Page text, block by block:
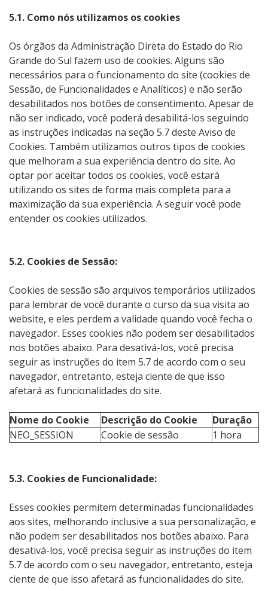
5.1. Como nós utilizamos os cookies
Os órgãos da Administração Direta do Estado do Rio
Grande do Sul fazem uso de cookies. Alguns são
necessários para o funcionamento do site (cookies de
Sessão, de Funcionalidades e Analíticos) e não serão
desabilitados nos botões de consentimento. Apesar de
não ser indicado, você poderá desabilitá-los seguindo
as instruções indicadas na seção 5.7 deste Aviso de
Cookies. Também utilizamos outros tipos de cookies
que melhoram a sua experiência dentro do site. Ao
optar por aceitar todos os cookies, você estará
utilizando os sites de forma mais completa para a
maximização da sua experiência. A seguir você pode
entender os cookies utilizados.
5.2. Cookies de Sessão:
Cookies de sessão são arquivos temporários utilizados
para lembrar de você durante o curso da sua visita ao
website, e eles perdem a validade quando você fecha o
navegador. Esses cookies não podem ser desabilitados
nos botões abaixo. Para desativá-los, você precisa
seguir as instruções do item 5.7 de acordo com o seu
navegador, entretanto, esteja ciente de que isso
afetará as funcionalidades do site.
Nome do Cookie Descrição do Cookie
Duração
NEO_SESSION
Cookie de sessão 1 hora
5.3. Cookies de Funcionalidade:
Esses cookies permitem determinadas funcionalidades
aos sites, melhorando inclusive a sua personalização, e
não podem ser desabilitados nos botões abaixo. Para
desativá-los, você precisa seguir as instruções do item
5.7 de acordo com o seu navegador, entretanto, esteja
ciente de que isso afetará as funcionalidades do site.